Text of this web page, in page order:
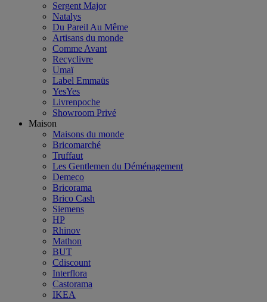
Sergent Major
Natalys
Du Pareil Au Même
Artisans du monde
Comme Avant
Recyclivre
Umaï
Label Emmaüs
YesYes
Livrenpoche
Showroom Privé
Maison
Maisons du monde
Bricomarché
Truffaut
Les Gentlemen du Déménagement
Demeco
Bricorama
Brico Cash
Siemens
HP
Rhinov
Mathon
BUT
Cdiscount
Interflora
Castorama
IKEA